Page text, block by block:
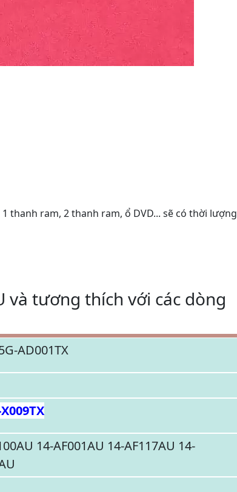
thanh ram, 2 thanh ram, ổ DVD... sẽ có thời lượng
và tương thích với các dòng
AD001TX
14-AF001AU 14-AF117AU 14-